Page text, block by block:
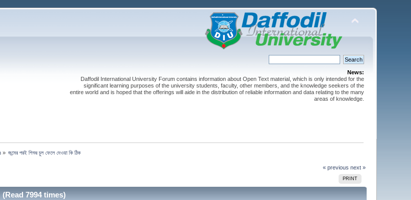
News:
Daffodil International University Forum contains information about Open Text material, which is only intended for the
significant learning purposes of the university students, faculty, other members, and the knowledge seekers of the
entire world and is hoped that the offerings will aide in the distribution of reliable information and data relating to the many
areas of knowledge.
» জন্মের পরই শিশুর চুল ফেলে দেওয়া কি ঠিক
« previous next »
PRINT
(Read 7994 times)